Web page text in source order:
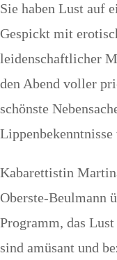
Sie haben Lust auf
Gespickt mit
leidenschaftlicher
den Abend voller
schönste
Kabarettistin
Oberste-Beulmann
Programm, das
sind amüsant und